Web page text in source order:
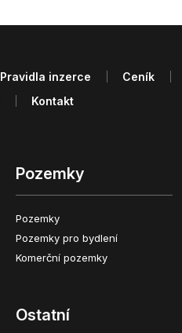
Pozemky
Pozemky
Pozemky pro bydlení
Komerční pozemky
Ostatní
Pravidla inzerce
Ceník
Kontakt